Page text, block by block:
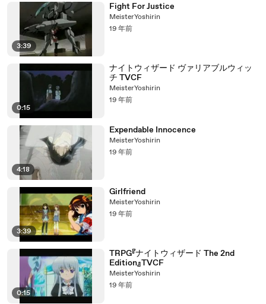
3:39
Fight For Justice
MeisterYoshirin
19 年前
0:15
ナイトウィザード ヴァリアブルウィッ
チ TVCF
MeisterYoshirin
19 年前
4:18
Expendable Innocence
MeisterYoshirin
19 年前
3:39
Girlfriend
MeisterYoshirin
19 年前
0:15
TRPG『ナイトウィザード The 2nd
Edition』TVCF
MeisterYoshirin
19 年前